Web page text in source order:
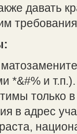
давать
*&#% и
только
в адрес